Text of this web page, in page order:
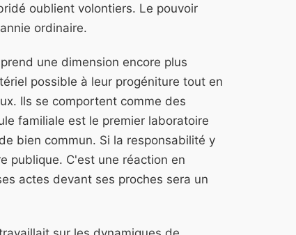
oublient volontiers. Le pouvoir
ordinaire.
une dimension encore plus
possible à leur progéniture tout en
Ils se comportent comme des
familiale est le premier laboratoire
bien commun. Si la responsabilité y
publique. C'est une réaction en
actes devant ses proches sera un